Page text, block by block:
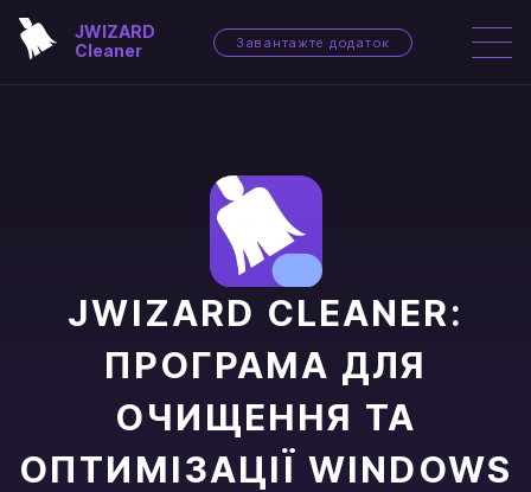
JWIZARD
Cleaner
Завантажте додаток
JWIZARD CLEANER:
ПРОГРАМА ДЛЯ
ОЧИЩЕННЯ ТА
ОПТИМІЗАЦІЇ WINDOWS